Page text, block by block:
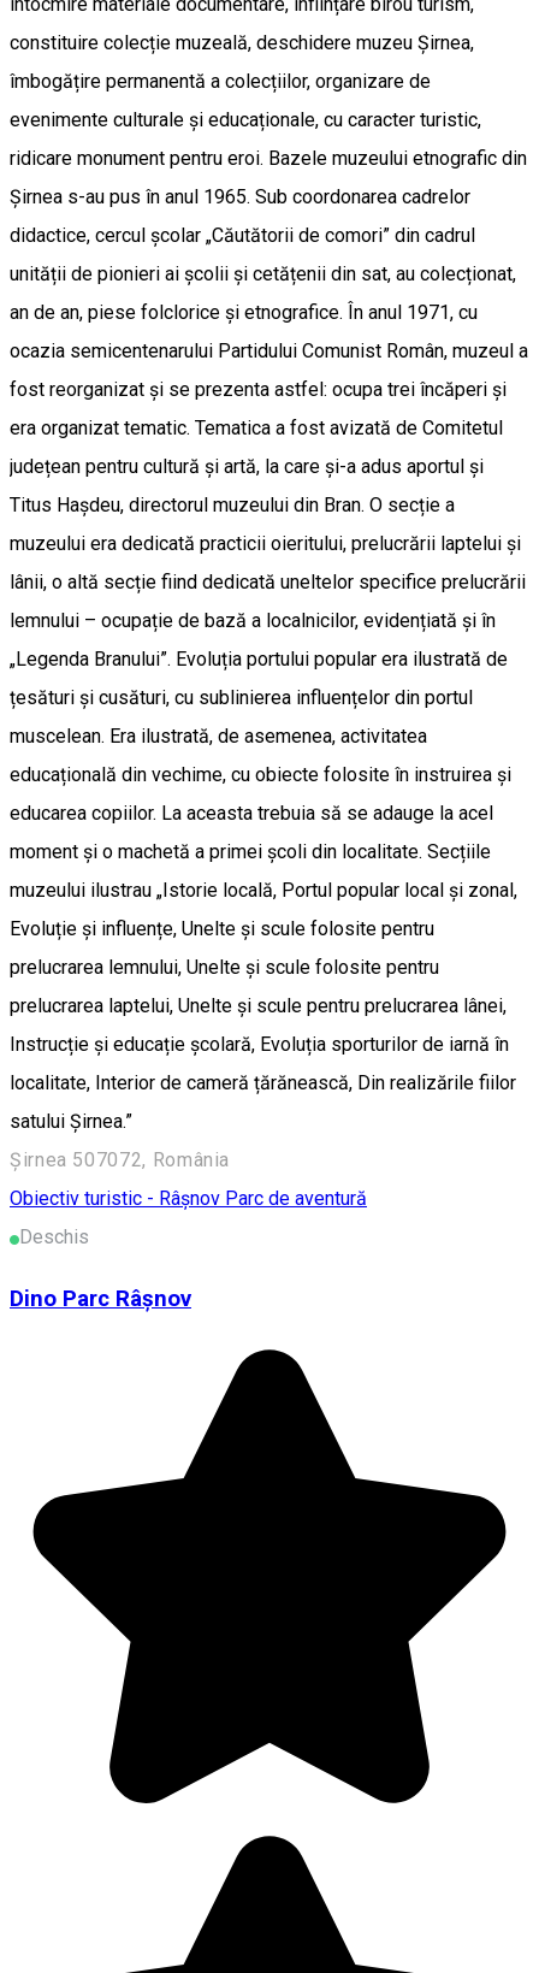
constituire colecție muzeală, deschidere muzeu Șirnea,
îmbogățire permanentă a colecțiilor, organizare de
evenimente culturale și educaționale, cu caracter turistic,
ridicare monument pentru eroi. Bazele muzeului etnografic din
Șirnea s-au pus în anul 1965. Sub coordonarea cadrelor
didactice, cercul școlar „Căutătorii de comori” din cadrul
unității de pionieri ai școlii și cetățenii din sat, au colecționat,
an de an, piese folclorice și etnografice. În anul 1971, cu
ocazia semicentenarului Partidului Comunist Român, muzeul a
fost reorganizat și se prezenta astfel: ocupa trei încăperi și
era organizat tematic. Tematica a fost avizată de Comitetul
județean pentru cultură și artă, la care și-a adus aportul și
Titus Hașdeu, directorul muzeului din Bran. O secție a
muzeului era dedicată practicii oieritului, prelucrării laptelui și
lânii, o altă secție fiind dedicată uneltelor specifice prelucrării
lemnului – ocupație de bază a localnicilor, evidențiată și în
„Legenda Branului”. Evoluția portului popular era ilustrată de
țesături și cusături, cu sublinierea influențelor din portul
muscelean. Era ilustrată, de asemenea, activitatea
educațională din vechime, cu obiecte folosite în instruirea și
educarea copiilor. La aceasta trebuia să se adauge la acel
moment și o machetă a primei școli din localitate. Secțiile
muzeului ilustrau „Istorie locală, Portul popular local și zonal,
Evoluție și influențe, Unelte și scule folosite pentru
prelucrarea lemnului, Unelte și scule folosite pentru
prelucrarea laptelui, Unelte și scule pentru prelucrarea lânei,
Instrucție și educație școlară, Evoluția sporturilor de iarnă în
localitate, Interior de cameră țărănească, Din realizările fiilor
satului Șirnea.”
Șirnea 507072, România
Obiectiv turistic - Râșnov Parc de aventură
Deschis
Dino Parc Râșnov